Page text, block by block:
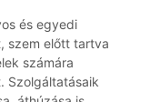
és egyedi
szem előtt tartva
számára
Szolgáltatásaik